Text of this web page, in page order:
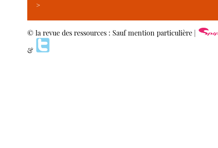
>
© la revue des ressources : Sauf mention particulière |
&